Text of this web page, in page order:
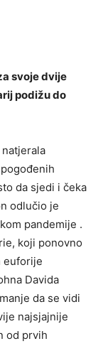
svoje dvije
podižu do
da sjedi i čeka
odlučio je
pandemije .
koji ponovno
euforije
Davida
da se vidi
najsjajnije
od prvih